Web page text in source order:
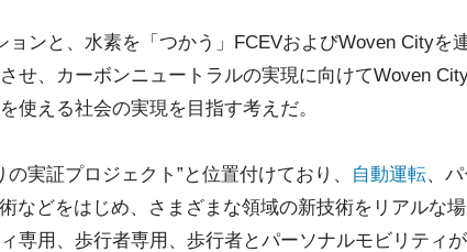
ンと、水素を「つかう」FCEVおよびWoven Cityを
せ、カーボンニュートラルの実現に向けてWoven
使える社会の実現を目指す考えだ。
実証プロジェクト”と位置付けており、 自動運転、
などをはじめ、さまざまな領域の新技術をリアルな
専用、歩行者専用、歩行者とパーソナルモビリティ